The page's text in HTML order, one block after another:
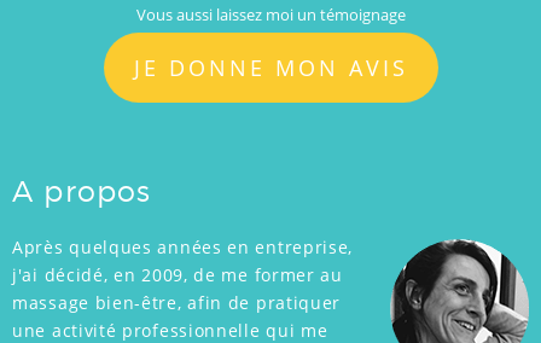
Vous aussi laissez moi un témoignage
JE DONNE MON AVIS
A propos
Après quelques années en entreprise,
j'ai décidé, en 2009, de me former au
massage bien-être, afin de pratiquer
une activité professionnelle qui me